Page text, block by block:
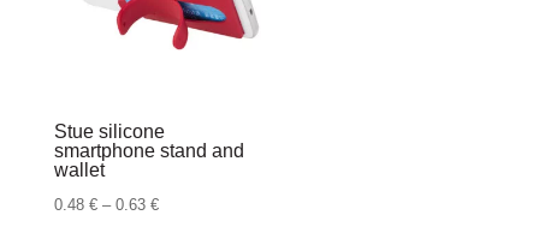
Stue silicone
smartphone stand and
wallet
0.48 € – 0.63 €Raspon